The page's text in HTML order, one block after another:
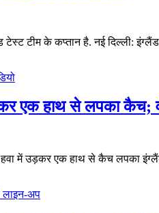
टीम के कप्तान है. नई दिल्ली:
एक हाथ से लपका कैच;
में उड़कर एक हाथ से कैच लपका